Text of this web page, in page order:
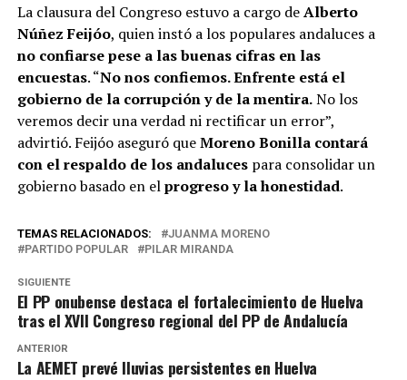
La clausura del Congreso estuvo a cargo deAlberto
Núñez Feijóo, quien instó a los populares andaluces a
no confiarse pese a las buenas cifras en las
encuestas. “No nos confiemos. Enfrente está el
gobierno de la corrupción y de la mentira.No los
veremos decir una verdad ni rectificar un error”,
advirtió. Feijóo aseguró queMoreno Bonilla contará
con el respaldo de los andalucespara consolidar un
gobierno basado en elprogreso y la honestidad.
TEMAS RELACIONADOS:
JUANMA MORENO
PARTIDO POPULAR
PILAR MIRANDA
SIGUIENTE
El PP onubense destaca el fortalecimiento de Huelva
tras el XVII Congreso regional del PP de Andalucía
ANTERIOR
La AEMET prevé lluvias persistentes en Huelva